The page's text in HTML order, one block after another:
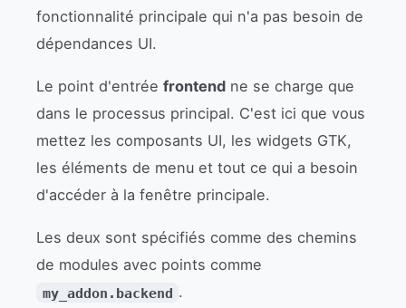
fonctionnalité principale qui n'a pas besoin de
dépendances UI.
Le point d'entrée frontend ne se charge que
dans le processus principal. C'est ici que vous
mettez les composants UI, les widgets GTK,
les éléments de menu et tout ce qui a besoin
d'accéder à la fenêtre principale.
Les deux sont spécifiés comme des chemins
de modules avec points comme
my_addon.backend .